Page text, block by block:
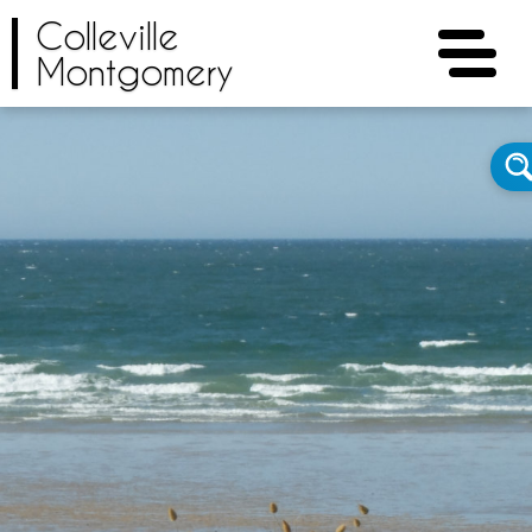
Colleville
Montgomery